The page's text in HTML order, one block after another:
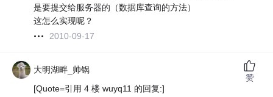
是要提交给服务器的（数据库查询的方法）
这怎么实现呢？
2010-09-17
大明湖畔_帅锅
[Quote=引用 4 楼 wuyq11 的回复:]
赞